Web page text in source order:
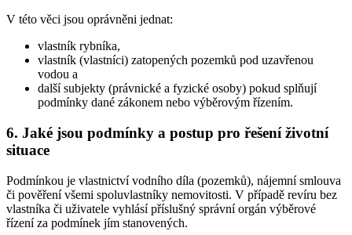
V této věci jsou oprávněni jednat:
vlastník rybníka,
vlastník (vlastníci) zatopených pozemků pod uzavřenou
vodou a
další subjekty (právnické a fyzické osoby) pokud splňují
podmínky dané zákonem nebo výběrovým řízením.
6. Jaké jsou podmínky a postup pro řešení životní
situace
Podmínkou je vlastnictví vodního díla (pozemků), nájemní smlouva
či pověření všemi spoluvlastníky nemovitosti. V případě revíru bez
vlastníka či uživatele vyhlásí příslušný správní orgán výběrové
řízení za podmínek jím stanovených.